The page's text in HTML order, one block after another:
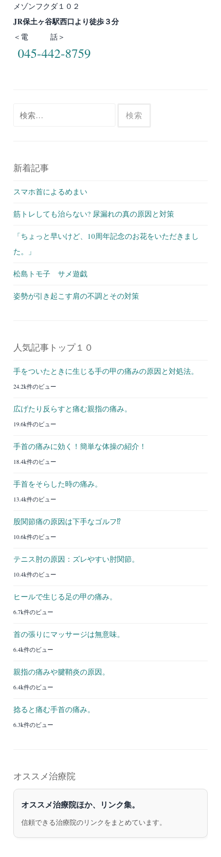
メゾンフクダ１０２
JR保土ヶ谷駅西口より徒歩３分
＜電 話＞
045-442-8759
新着記事
スマホ首によるめまい
筋トレしても治らない? 尿漏れの真の原因と対策
「ちょっと早いけど、10周年記念のお花をいただきまし
た。」
松島トモ子 サメ遊戯
姿勢が引き起こす肩の不調とその対策
人気記事トップ１０
手をついたときに生じる手の甲の痛みの原因と対処法。
24.2k件のビュー
広げたり反らすと痛む親指の痛み。
19.6k件のビュー
手首の痛みに効く！簡単な体操の紹介！
18.4k件のビュー
手首をそらした時の痛み。
13.4k件のビュー
股関節痛の原因は下手なゴルフ⁉︎
10.6k件のビュー
テニス肘の原因：ズレやすい肘関節。
10.4k件のビュー
ヒールで生じる足の甲の痛み。
6.7k件のビュー
首の張りにマッサージは無意味。
6.4k件のビュー
親指の痛みや腱鞘炎の原因。
6.4k件のビュー
捻ると痛む手首の痛み。
6.3k件のビュー
オススメ治療院
オススメ治療院ほか、リンク集。
信頼できる治療院のリンクをまとめています。